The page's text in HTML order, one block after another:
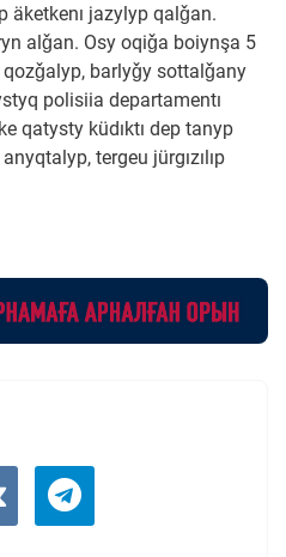
äketkenı jazylyp qalǧan.
alǧan. Osy oqiǧa boiynşa 5
qozǧalyp, barlyǧy sottalǧany
polisiia departamentı
qatysty küdıktı dep tanyp
tergeu jürgızılıp